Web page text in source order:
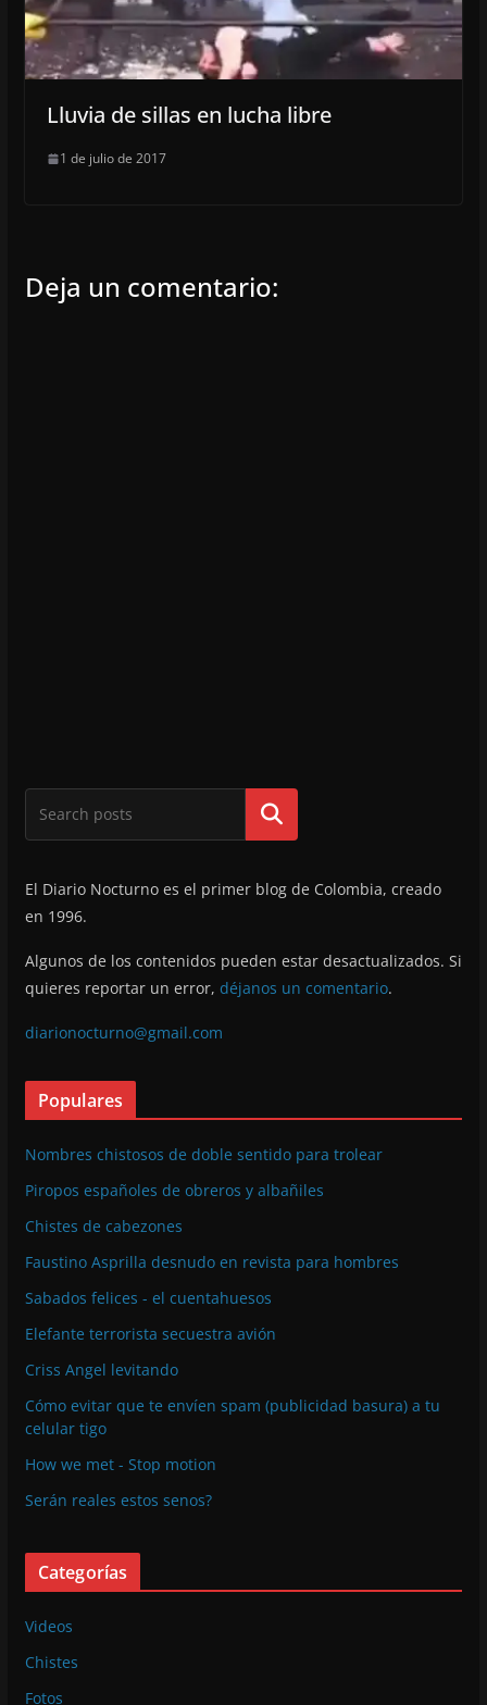
Lluvia de sillas en lucha libre
1 de julio de 2017
Deja un comentario:
Buscar
El Diario Nocturno es el primer blog de Colombia, creado
en 1996.
Algunos de los contenidos pueden estar desactualizados. Si
quieres reportar un error, déjanos un comentario.
diarionocturno@gmail.com
Populares
Nombres chistosos de doble sentido para trolear
Piropos españoles de obreros y albañiles
Chistes de cabezones
Faustino Asprilla desnudo en revista para hombres
Sabados felices - el cuentahuesos
Elefante terrorista secuestra avión
Criss Angel levitando
Cómo evitar que te envíen spam (publicidad basura) a tu
celular tigo
How we met - Stop motion
Serán reales estos senos?
Categorías
Videos
Chistes
Fotos